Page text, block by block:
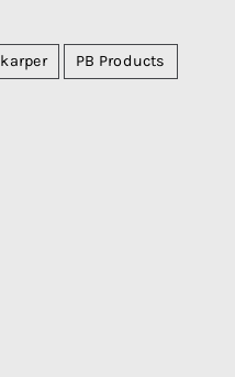
karper PB Products